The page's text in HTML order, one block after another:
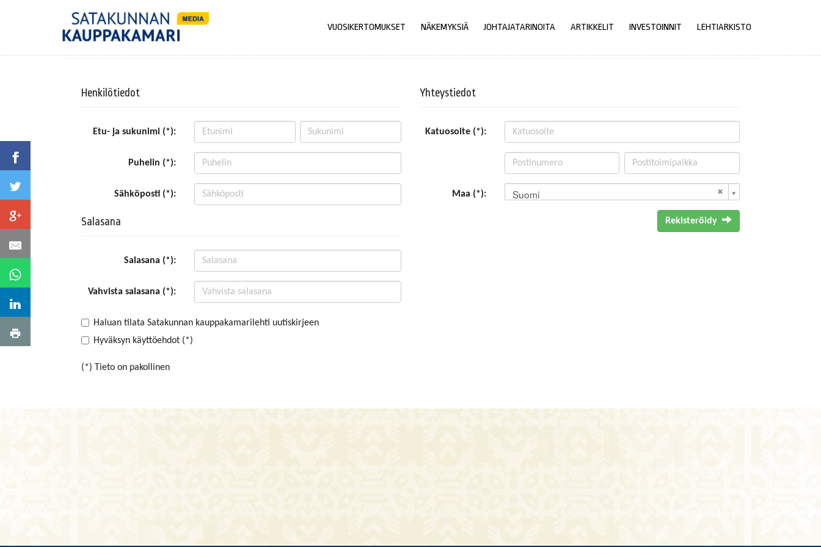
VUOSIKERTOMUKSET NÄKEMYKSIÄ JOHTAJATARINOITA ARTIKKELIT INVESTOINNIT LEHTIARKISTO
Henkilötiedot
Etu- ja sukunimi (*):
Puhelin (*):
Sähköposti (*):
Salasana
Salasana (*):
Vahvista salasana (*):
Yhteystiedot
Katuosoite (*):
Maa (*): Suomi
Rekisteröidy
Haluan tilata Satakunnan kauppakamarilehti uutiskirjeen
Hyväksyn käyttöehdot (*)
(*) Tieto on pakollinen